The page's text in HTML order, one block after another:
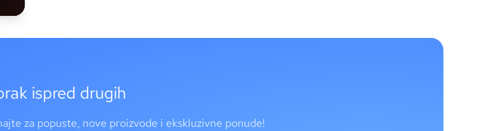
ispred drugih
za popuste, nove proizvode i ekskluzivne ponude!